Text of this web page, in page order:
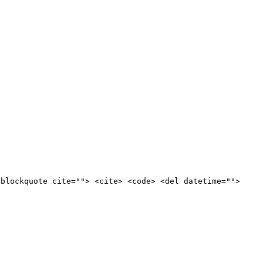
cite=""> <cite> <code> <del datetime="">